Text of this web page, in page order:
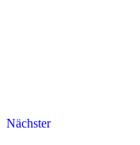
Nächster